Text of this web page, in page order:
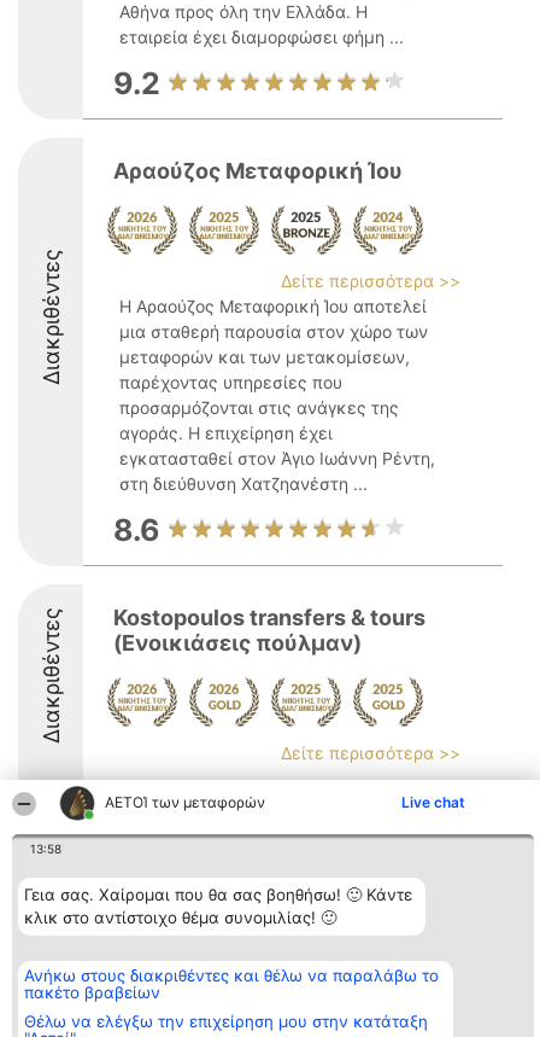
ΑΕΤΟΊ των μεταφορών Live chat
13:58
Γεια σας. Χαίρομαι που θα σας βοηθήσω! 🙂 Κάντε
κλικ στο αντίστοιχο θέμα συνομιλίας! 🙂
Ανήκω στους διακριθέντες και θέλω να παραλάβω το
πακέτο βραβείων
Θέλω να ελέγξω την επιχείρηση μου στην κατάταξη
Αθήνα προς όλη την Ελλάδα. Η
εταιρεία έχει διαμορφώσει φήμη ...
9.2
Διακριθέντες
Αραούζος Μεταφορική Ίου
Δείτε περισσότερα >>
Η Αραούζος Μεταφορική Ίου αποτελεί
μια σταθερή παρουσία στον χώρο των
μεταφορών και των μετακομίσεων,
παρέχοντας υπηρεσίες που
προσαρμόζονται στις ανάγκες της
αγοράς. Η επιχείρηση έχει
εγκατασταθεί στον Άγιο Ιωάννη Ρέντη,
στη διεύθυνση Χατζηανέστη ...
8.6
Διακριθέντες
Kostopoulos transfers & tours
(Ενοικιάσεις πούλμαν)
Δείτε περισσότερα >>
10
Διοργανωτής της
κατάταξης
BEAUTIFUL COMPANY
Μονοπρόσωπη ΙΚΕ
2104128019
email:
Κατάταξη
Διακριθέντες
Λίστα όλων
των
Μεθοδολογία
ΠΟΛΙΤΙΚΗ
Επικοινωνία
Επικοινωνία